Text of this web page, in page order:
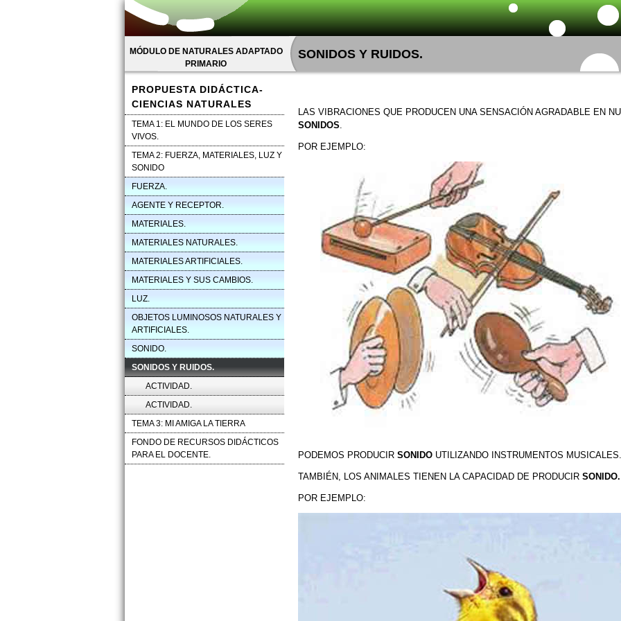
MÓDULO DE NATURALES ADAPTADO
PRIMARIO
PROPUESTA DIDÁCTICA-
CIENCIAS NATURALES
TEMA 1: EL MUNDO DE LOS SERES
VIVOS.
TEMA 2: FUERZA, MATERIALES, LUZ Y
SONIDO
FUERZA.
AGENTE Y RECEPTOR.
MATERIALES.
MATERIALES NATURALES.
MATERIALES ARTIFICIALES.
MATERIALES Y SUS CAMBIOS.
LUZ.
OBJETOS LUMINOSOS NATURALES Y
ARTIFICIALES.
SONIDO.
SONIDOS Y RUIDOS.
ACTIVIDAD.
ACTIVIDAD.
TEMA 3: MI AMIGA LA TIERRA
FONDO DE RECURSOS DIDÁCTICOS
PARA EL DOCENTE.
SONIDOS Y RUIDOS.
LAS VIBRACIONES QUE PRODUCEN UNA SENSACIÓN AGRADABLE EN
SONIDOS.
POR EJEMPLO:
PODEMOS PRODUCIR SONIDOUTILIZANDO INSTRUMENTOS MUSICALES.
TAMBIÉN, LOS ANIMALES TIENEN LA CAPACIDAD DE PRODUCIRSONIDO.
POR EJEMPLO: